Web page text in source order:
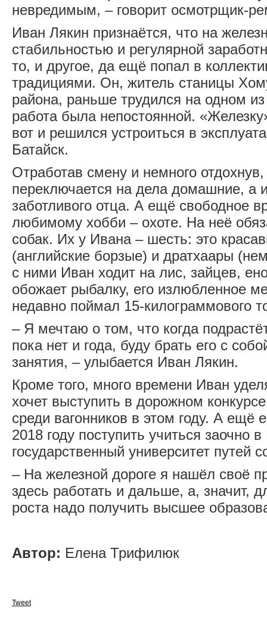
невредимым, – говорит осмотрщик-
Иван Лякин признаётся, что на
стабильностью и регулярной
то, и другое, да ещё попал в
традициями. Он, житель станицы
района, раньше трудился на одном
работа была непостоянной.
вот и решился устроиться в
Батайск.
Отработав смену и немного
переключается на дела домашние, а
заботливого отца. А ещё свободное
любимому хобби – охоте. На неё
собак. Их у Ивана – шесть: это
(английские борзые) и дратхаары
с ними Иван ходит на лис, зайцев,
обожает рыбалку, его излюбленное
недавно поймал 15-килограммового
– Я мечтаю о том, что когда
пока нет и года, буду брать его с
занятия, – улыбается Иван Лякин.
Кроме того, много времени Иван
хочет выступить в дорожном
среди вагонников в этом году. А ещё
2018 году поступить учиться заочно
государственный университет путей
– На железной дороге я нашёл своё
здесь работать и дальше, а, значит,
роста надо получить высшее
Автор: Елена Трифилюк
Tweet